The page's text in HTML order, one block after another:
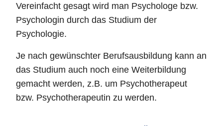
Vereinfacht gesagt wird man Psychologe bzw.
Psychologin durch das Studium der
Psychologie.
Je nach gewünschter Berufsausbildung kann an
das Studium auch noch eine Weiterbildung
gemacht werden, z.B. um Psychotherapeut
bzw. Psychotherapeutin zu werden.